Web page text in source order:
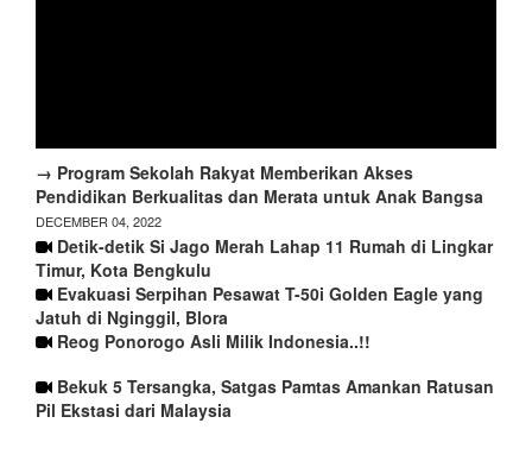
→ Program Sekolah Rakyat Memberikan Akses
Pendidikan Berkualitas dan Merata untuk Anak Bangsa
DECEMBER 04, 2022
Detik-detik Si Jago Merah Lahap 11 Rumah di Lingkar
Timur, Kota Bengkulu
Evakuasi Serpihan Pesawat T-50i Golden Eagle yang
Jatuh di Nginggil, Blora
Reog Ponorogo Asli Milik Indonesia..!!
Bekuk 5 Tersangka, Satgas Pamtas Amankan Ratusan
Pil Ekstasi dari Malaysia